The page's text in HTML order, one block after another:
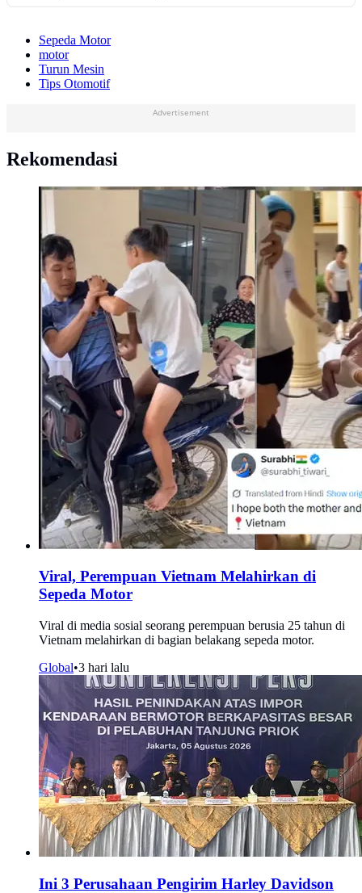
Sepeda Motor
motor
Turun Mesin
Tips Otomotif
Advertisement
Rekomendasi
Viral, Perempuan Vietnam Melahirkan di
Sepeda Motor
Viral di media sosial seorang perempuan berusia 25 tahun di
Vietnam melahirkan di bagian belakang sepeda motor.
Global•3 hari lalu
Ini 3 Perusahaan Pengirim Harley Davidson